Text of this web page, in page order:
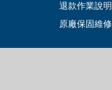
退款作業說明
原廠保固維修